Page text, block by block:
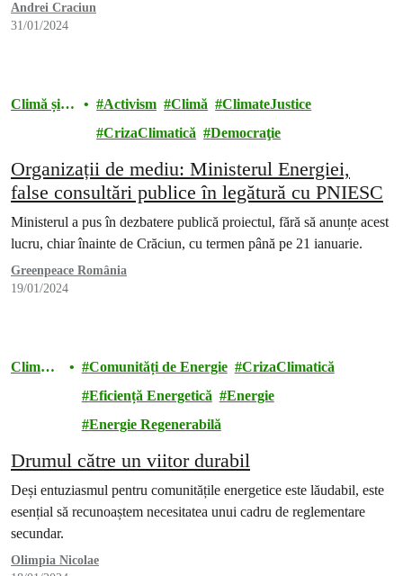
Andrei Craciun
31/01/2024
Climă și
Activism Climă
ClimateJustice
CrizaClimatică
Democraţie
Organizații de mediu: Ministerul Energiei,
false consultări publice în legătură cu PNIESC
Ministerul a pus în dezbatere publică proiectul, fără să anunțe acest
lucru, chiar înainte de Crăciun, cu termen până pe 21 ianuarie.
Greenpeace România
19/01/2024
Climă și
Comunități de Energie
CrizaClimatică
Eficiență Energetică
Energie
Energie Regenerabilă
Drumul către un viitor durabil
Deși entuziasmul pentru comunitățile energetice este lăudabil, este
esențial să recunoaștem necesitatea unui cadru de reglementare
secundar.
Olimpia Nicolae